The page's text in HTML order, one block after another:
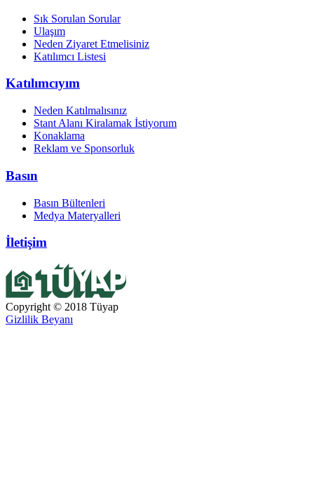
Sık Sorulan Sorular
Ulaşım
Neden Ziyaret Etmelisiniz
Katılımcı Listesi
Katılımcıyım
Neden Katılmalısınız
Stant Alanı Kiralamak İstiyorum
Konaklama
Reklam ve Sponsorluk
Basın
Basın Bültenleri
Medya Materyalleri
İletişim
Copyright © 2018 Tüyap
Gizlilik Beyanı